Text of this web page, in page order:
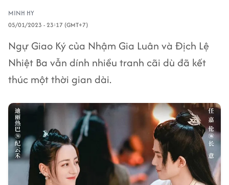
MINH HY
05/01/2023 - 23:17 (GMT+7)
Ngự Giao Ký của Nhậm Gia Luân và Địch Lệ
Nhiệt Ba vẫn dính nhiều tranh cãi dù đã kết
thúc một thời gian dài.